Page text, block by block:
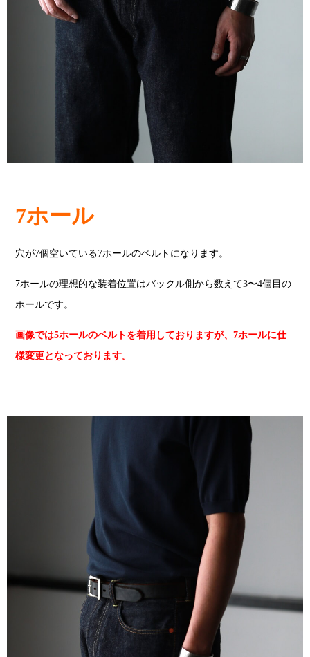
7ホール
穴が7個空いている7ホールのベルトになります。
7ホールの理想的な装着位置はバックル側から数えて3〜4個目の
ホールです。
画像では5ホールのベルトを着用しておりますが、7ホールに仕
様変更となっております。